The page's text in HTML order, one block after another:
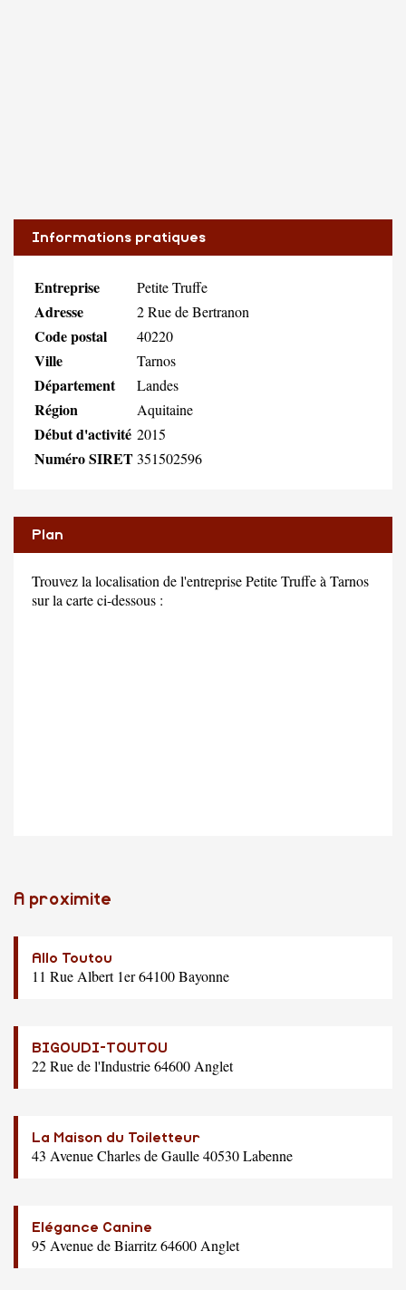
Informations pratiques
Entreprise Petite Truffe
Adresse 2 Rue de Bertranon
Code postal 40220
Ville Tarnos
Département Landes
Région Aquitaine
Début d'activité 2015
Numéro SIRET351502596
Plan
Trouvez la localisation de l'entreprise Petite Truffe à Tarnos
sur la carte ci-dessous :
A proximite
Allo Toutou
11 Rue Albert 1er 64100 Bayonne
BIGOUDI-TOUTOU
22 Rue de l'Industrie 64600 Anglet
La Maison du Toiletteur
43 Avenue Charles de Gaulle 40530 Labenne
Elégance Canine
95 Avenue de Biarritz 64600 Anglet